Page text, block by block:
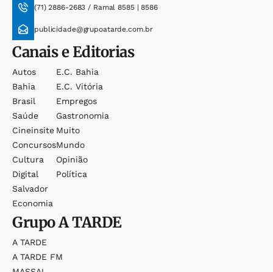
(71) 2886-2683 / Ramal 8585 | 8586
publicidade@grupoatarde.com.br
Canais e Editorias
Autos
Bahia
Brasil
Saúde
Cineinsite
Concursos
Cultura
Digital
Salvador
Economia
E.c. Bahia
E.c. Vitória
Empregos
Gastronomia
Muito
Mundo
Opinião
Política
GrupoA TARDE
A TARDE
A TARDE FM